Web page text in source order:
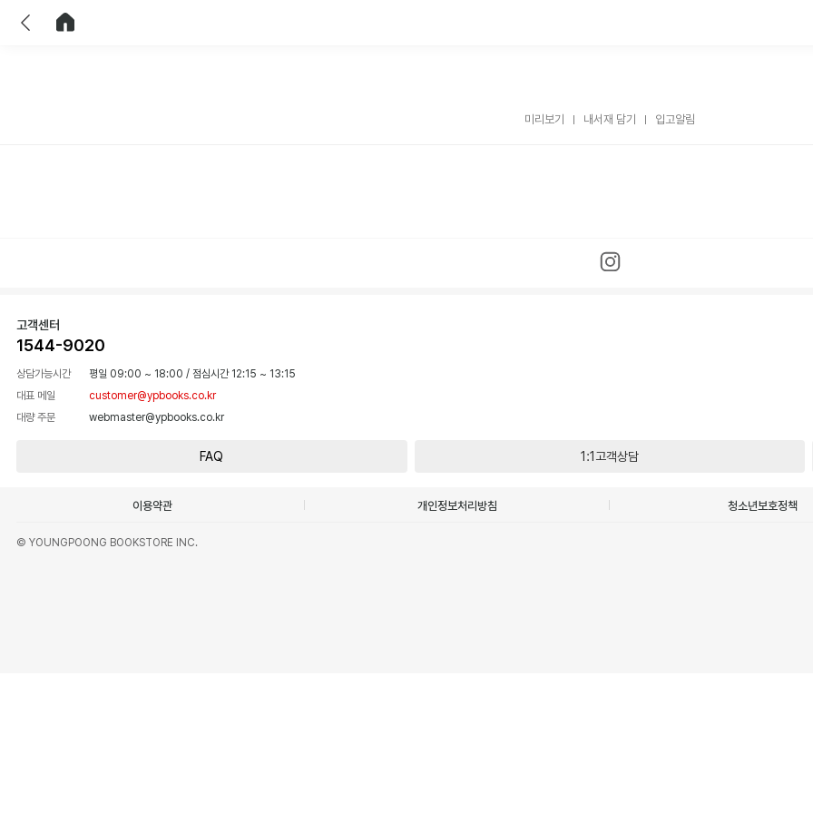
미리보기 내서재 담기 입고알림
고객센터
1544-9020
상담가능시간 평일 09:00 ~ 18:00 / 점심시간 12:15 ~ 13:15
대표 메일
customer@ypbooks.co.kr
대량 주문
webmaster@ypbooks.co.kr
FAQ 1:1고객상담
이용약관 개인정보처리방침 청소년보호정책
© YOUNGPOONG BOOKSTORE INC.